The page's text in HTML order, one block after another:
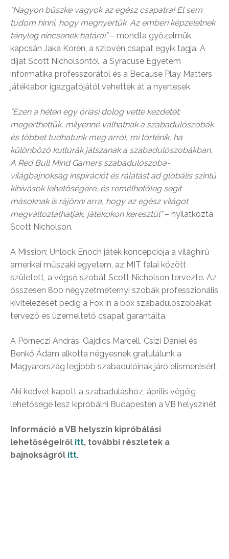
“Nagyon büszke vagyok az egész csapatra! El sem
tudom hinni, hogy megnyertük. Az emberi képzeletnek
tényleg nincsenek határai”– mondta győzelmük
kapcsán Jaka Koren, a szlovén csapat egyik tagja. A
díjat Scott Nicholsontól, a Syracuse Egyetem
informatika professzorától és a Because Play Matters
játéklabor igazgatójától vehették át a nyertesek.
“Ezen a héten egy óriási dolog vette kezdetét:
megérthettük, milyenné válhatnak a szabadulószobák
és többet tudhatunk meg arról, mi történik, ha
különböző kultúrák játszanak a szabadulószobákban.
A Red Bull Mind Gamers szabadulószoba-
világbajnokság inspirációt és rálátást ad globális szintű
kihívások lehetőségére, és remélhetőleg segít
másoknak is rájönni arra, hogy az egész világot
megváltoztathatják, játékokon keresztül”– nyilatkozta
Scott Nicholson.
A Mission: Unlock Enoch játék koncepciója a világhírű
amerikai műszaki egyetem, az MIT falai között
született, a végső szobát Scott Nicholson tervezte. Az
összesen 800 négyzetméternyi szobák professzionális
kivitelezését pedig a Fox in a box szabadulószobákat
tervező és üzemeltető csapat garantálta.
A Pörneczi András, Gajdics Marcell, Csízi Dániel és
Benkő Ádám alkotta négyesnek gratulálunk a
Magyarország legjobb szabadulóinak járó elismerésért.
Aki kedvet kapott a szabaduláshoz, április végéig
lehetősége lesz kipróbálni Budapesten a VB helyszínét.
Információ a VB helyszín kipróbálási
lehetőségeiről itt, további részletek a
bajnokságról itt.